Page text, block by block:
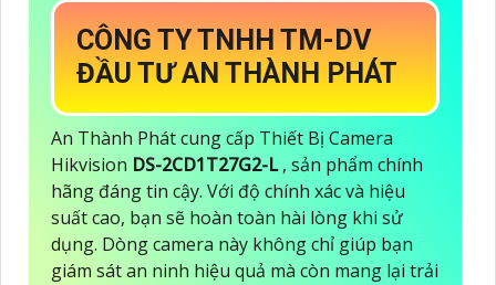
CÔNG TY TNHH TM-DV
ĐẦU TƯ AN THÀNH PHÁT
An Thành Phát cung cấp Thiết Bị Camera
Hikvision DS-2CD1T27G2-L, sản phẩm chính
hãng đáng tin cậy. Với độ chính xác và hiệu
suất cao, bạn sẽ hoàn toàn hài lòng khi sử
dụng. Dòng camera này không chỉ giúp bạn
giám sát an ninh hiệu quả mà còn mang lại trải